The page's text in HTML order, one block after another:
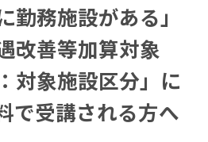
務施設がある」
改善等加算対象
対象施設区分」に
で受講される方へ